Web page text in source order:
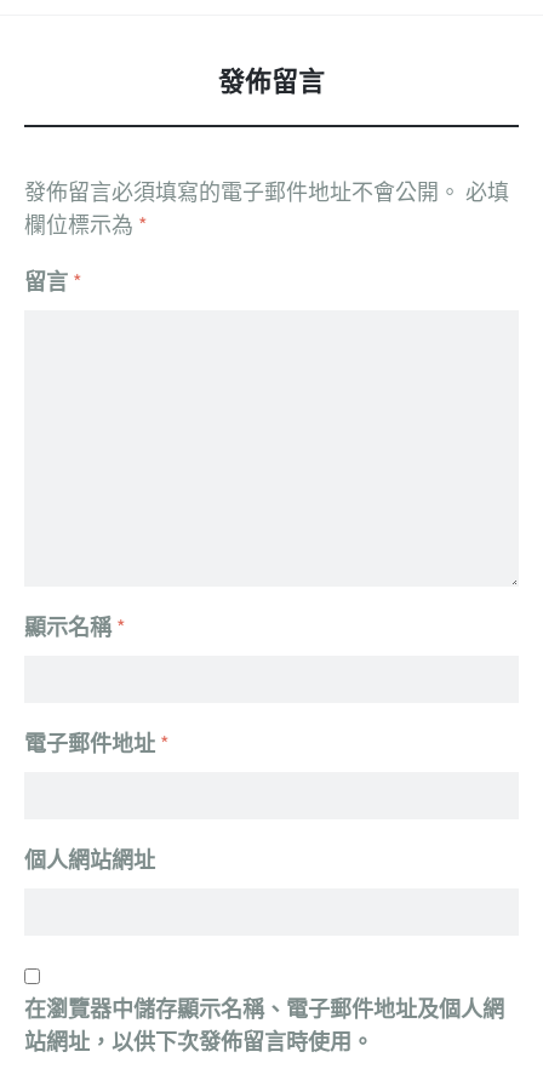
發佈留言
發佈留言必須填寫的電子郵件地址不會公開。 必填
欄位標示為 *
留言 *
顯示名稱*
電子郵件地址 *
個人網站網址
在瀏覽器中儲存顯示名稱、電子郵件地址及個人網
站網址，以供下次發佈留言時使用。